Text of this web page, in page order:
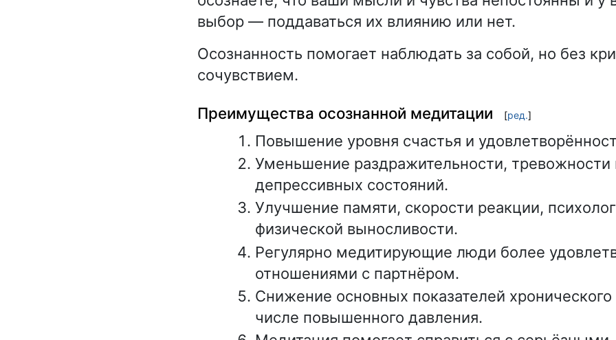
выбор — поддаваться их влиянию или нет.
Осознанность помогает наблюдать за собой, но без
сочувствием.
Преимущества осознанной медитации [ред.]
Повышение уровня счастья и
Уменьшение раздражительности, тревожности
депрессивных состояний.
Улучшение памяти, скорости реакции,
физической выносливости.
Регулярно медитирующие люди более
отношениями с партнёром.
Снижение основных показателей хронического
числе повышенного давления.